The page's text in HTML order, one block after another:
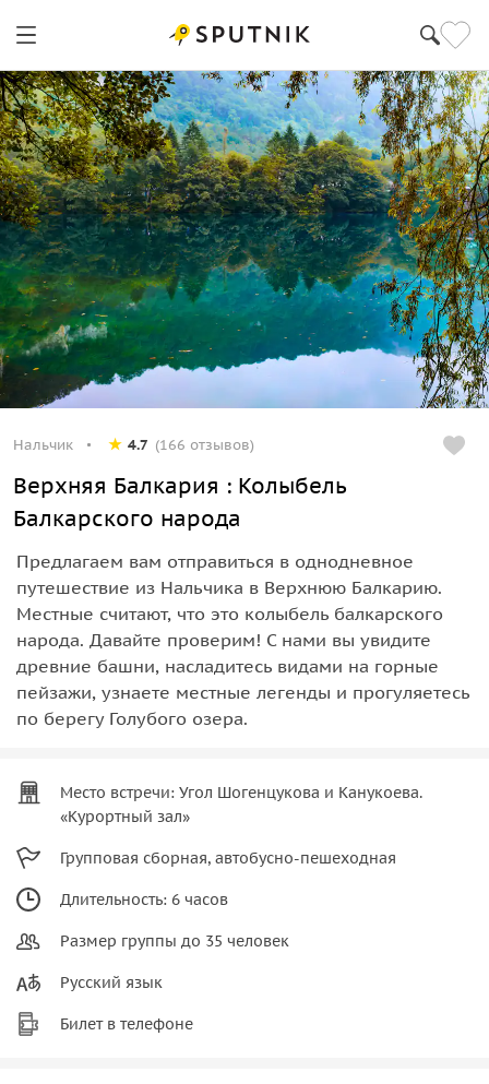
Нальчик 4.7 (166 отзывов)
Верхняя Балкария : Колыбель
Балкарского народа
Предлагаем вам отправиться в однодневное
путешествие из Нальчика в Верхнюю Балкарию.
Местные считают, что это колыбель балкарского
народа. Давайте проверим! С нами вы увидите
древние башни, насладитесь видами на горные
пейзажи, узнаете местные легенды и прогуляетесь
по берегу Голубого озера.
Место встречи: Угол Шогенцукова и Канукоева.
«Курортный зал»
Групповая сборная, автобусно-пешеходная
Длительность: 6 часов
Размер группы до 35 человек
Русский язык
Билет в телефоне